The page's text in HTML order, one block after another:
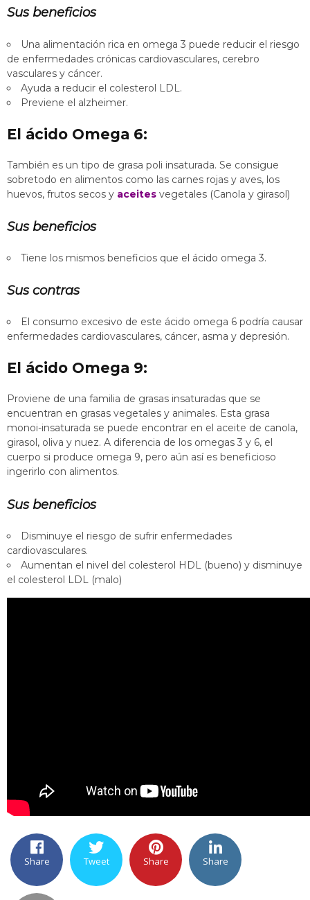
Sus beneficios
Una alimentación rica en omega 3 puede reducir el riesgo
de enfermedades crónicas cardiovasculares, cerebro
vasculares y cáncer.
Ayuda a reducir el colesterol LDL.
Previene el alzheimer.
El ácido Omega 6:
También es un tipo de grasa poli insaturada. Se consigue
sobretodo en alimentos como las carnes rojas y aves, los
huevos, frutos secos y aceites vegetales (Canola y girasol)
Sus beneficios
Tiene los mismos beneficios que el ácido omega 3.
Sus contras
El consumo excesivo de este ácido omega 6 podría causar
enfermedades cardiovasculares, cáncer, asma y depresión.
El ácido Omega 9:
Proviene de una familia de grasas insaturadas que se
encuentran en grasas vegetales y animales. Esta grasa
monoi-insaturada se puede encontrar en el aceite de canola,
girasol, oliva y nuez. A diferencia de los omegas 3 y 6, el
cuerpo si produce omega 9, pero aún así es beneficioso
ingerirlo con alimentos.
Sus beneficios
Disminuye el riesgo de sufrir enfermedades
cardiovasculares.
Aumentan el nivel del colesterol HDL (bueno) y disminuye
el colesterol LDL (malo)
Share Tweet Share Share